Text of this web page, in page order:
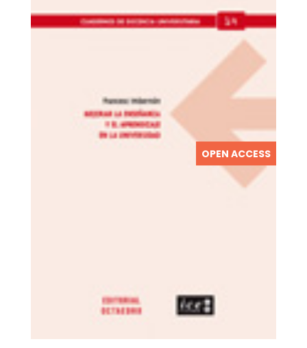
OPEN ACCESS